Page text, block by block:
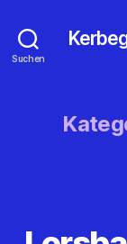
Suchen